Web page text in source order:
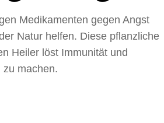
Medikamenten gegen Angst
Natur helfen. Diese pflanzliche
Heiler löst Immunität und
zu machen.